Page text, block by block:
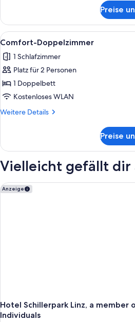
Preise
Alle
Fotos
für
Comfort-
Doppelzimmer
anzeigen
Ein
4
Comfort-Doppelzimmer
1 Schlafzimmer
Platz für 2 Personen
1 Doppelbett
Kostenloses WLAN
Weitere Details
Weitere
Doppelzimmer
Preise
Vielleicht gefällt dir
Anzeige
Hotel Schillerpark Linz, a member
Individuals
Hotel Schillerpark Linz, a member